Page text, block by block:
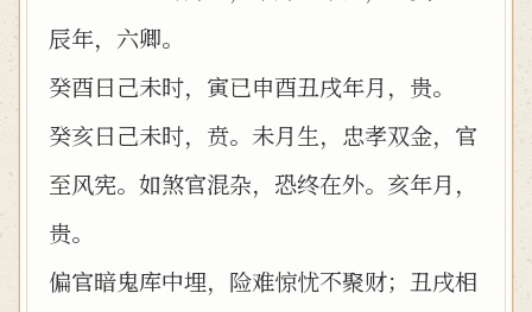
辰年，六卿。
癸酉日己未时，寅已申酉丑戌年月，贵。
癸亥日己未时，贲。未月生，忠孝双金，官
至风宪。如煞官混杂，恐终在外。亥年月，
贵。
偏官暗鬼库中埋，险难惊忧不聚财；丑戌相